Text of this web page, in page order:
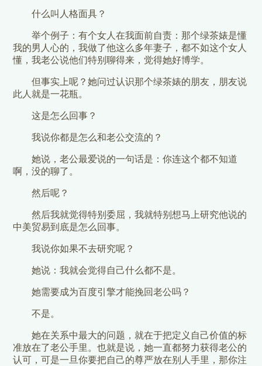
什么叫人格面具？
举个例子：有个女人在我面前自责：那个绿茶婊是懂
我的男人心的，我做了他这么多年妻子，都不如这个女人
懂，我老公说他们特别聊得来，觉得她好博学。
但事实上呢？她问过认识那个绿茶婊的朋友，朋友说
此人就是一花瓶。
这是怎么回事？
我说你都是怎么和老公交流的？
她说，老公最爱说的一句话是：你连这个都不知道
啊，没的聊了。
然后呢？
然后我就觉得特别委屈，我就特别想马上研究他说的
中美贸易到底是怎么回事。
我说你如果不去研究呢？
她说：我就会觉得自己什么都不是。
她需要成为百度引擎才能挽回老公吗？
不是。
她在关系中最大的问题，就在于把定义自己价值的标
准放在了老公手里。也就是说，她一直都努力获得老公的
认可，可是一旦你要把自己的尊严放在别人手里，那你注